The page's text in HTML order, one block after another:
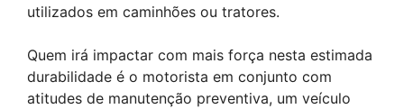
utilizados em caminhões ou tratores.
Quem irá impactar com mais força nesta estimada
durabilidade é o motorista em conjunto com
atitudes de manutenção preventiva, um veículo